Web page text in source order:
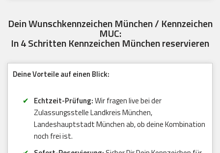
Dein Wunschkennzeichen München / Kennzeichen
MUC:
In 4 Schritten Kennzeichen München reservieren
Deine Vorteile auf einen Blick:
Echtzeit-Prüfung:Wir fragen live bei der
Zulassungsstelle Landkreis München,
Landeshauptstadt München ab, ob deine Kombination
noch frei ist.